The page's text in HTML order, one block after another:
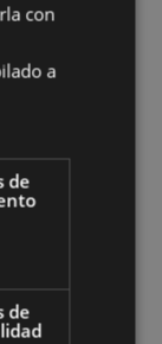
con
a
de
de